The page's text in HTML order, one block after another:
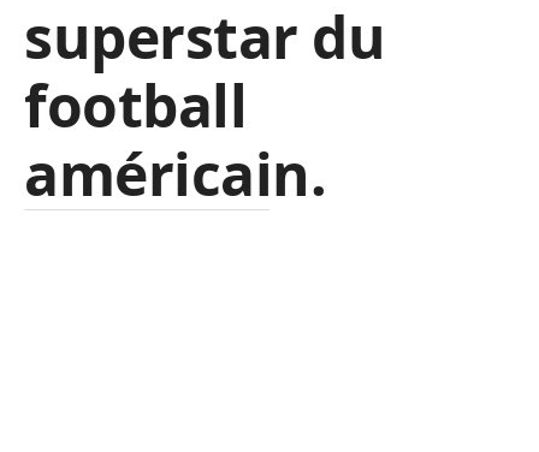
superstar du
football
américain.